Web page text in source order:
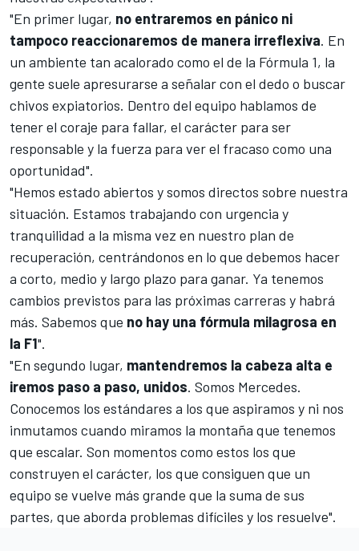
"En primer lugar, no entraremos en pánico ni
tampoco reaccionaremos de manera irreflexiva. En
un ambiente tan acalorado como el de la Fórmula 1, la
gente suele apresurarse a señalar con el dedo o buscar
chivos expiatorios. Dentro del equipo hablamos de
tener el coraje para fallar, el carácter para ser
responsable y la fuerza para ver el fracaso como una
oportunidad".
"Hemos estado abiertos y somos directos sobre nuestra
situación. Estamos trabajando con urgencia y
tranquilidad a la misma vez en nuestro plan de
recuperación, centrándonos en lo que debemos hacer
a corto, medio y largo plazo para ganar. Ya tenemos
cambios previstos para las próximas carreras y habrá
más. Sabemos que no hay una fórmula milagrosa en
la F1".
"En segundo lugar, mantendremos la cabeza alta e
iremos paso a paso, unidos. Somos Mercedes.
Conocemos los estándares a los que aspiramos y ni nos
inmutamos cuando miramos la montaña que tenemos
que escalar. Son momentos como estos los que
construyen el carácter, los que consiguen que un
equipo se vuelve más grande que la suma de sus
partes, que aborda problemas difíciles y los resuelve".